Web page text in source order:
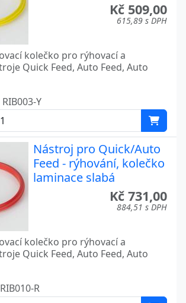
Kč 509,00
615,89 s DPH
kolečko pro rýhovací a
Quick Feed, Auto Feed, Auto
RIB003-Y
Nástroj pro Quick/Auto
Feed - rýhování, kolečko
laminace slabá
Kč 731,00
884,51 s DPH
kolečko pro rýhovací a
Quick Feed, Auto Feed, Auto
R